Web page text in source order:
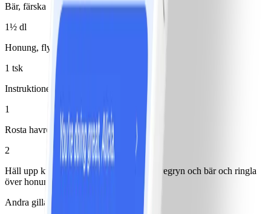
Bär, färska
1½ dl
Honung, flytande
1 tsk
Instruktioner
1
Rosta havregryn i en torr stekpanna.
2
Häll upp kvarg i en skål. Toppa med havregryn och bär och ringla
över honung.
Andra gillade också